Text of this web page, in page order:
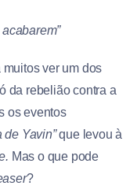
ver um dos
da rebelião contra a
os eventos
de Yavin”que levou à
Mas o que pode
?